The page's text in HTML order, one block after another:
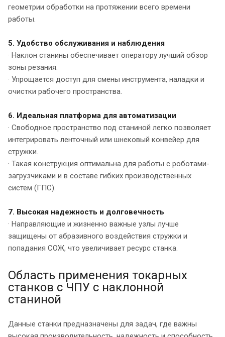
геометрии обработки на протяжении всего времени
работы.
5. Удобство обслуживания и наблюдения
· Наклон станины обеспечивает оператору лучший обзор
зоны резания.
· Упрощается доступ для смены инструмента, наладки и
очистки рабочего пространства.
6. Идеальная платформа для автоматизации
· Свободное пространство под станиной легко позволяет
интегрировать ленточный или шнековый конвейер для
стружки.
· Такая конструкция оптимальна для работы с роботами-
загрузчиками и в составе гибких производственных
систем (ГПС).
7. Высокая надежность и долговечность
· Направляющие и жизненно важные узлы лучше
защищены от абразивного воздействия стружки и
попадания СОЖ, что увеличивает ресурс станка.
Область применения токарных
станков с ЧПУ с наклонной
станиной
Данные станки предназначены для задач, где важны